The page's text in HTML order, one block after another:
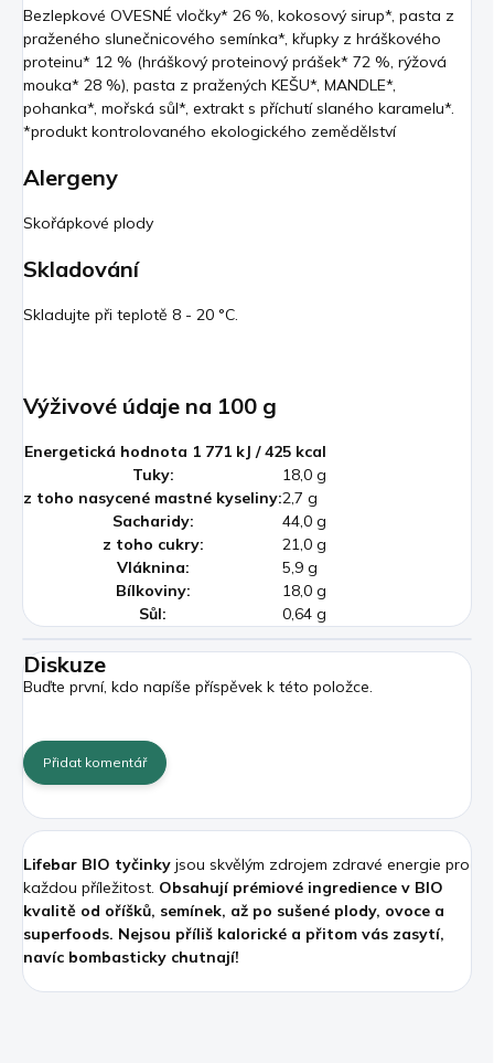
Bezlepkové OVESNÉ vločky* 26 %, kokosový sirup*, pasta z
praženého slunečnicového semínka*, křupky z hráškového
proteinu* 12 % (hráškový proteinový prášek* 72 %, rýžová
mouka* 28 %), pasta z pražených KEŠU*, MANDLE*,
pohanka*, mořská sůl*, extrakt s příchutí slaného karamelu*.
*produkt kontrolovaného ekologického zemědělství
Alergeny
Skořápkové plody
Skladování
Skladujte při teplotě 8 - 20 °C.
Výživové údaje na 100 g
Energetická hodnota 1 771 kJ / 425 kcal
Tuky:
18,0 g
z toho nasycené mastné kyseliny:2,7 g
Sacharidy:
44,0 g
z toho cukry:
21,0 g
Vláknina:
5,9 g
Bílkoviny:
18,0 g
Sůl:
0,64 g
Diskuze
Buďte první, kdo napíše příspěvek k této položce.
Přidat komentář
Lifebar BIO tyčinky jsou skvělým zdrojem zdravé energie pro
každou příležitost. Obsahují prémiové ingredience v BIO
kvalitě od oříšků, semínek, až po sušené plody, ovoce a
superfoods. Nejsou příliš kalorické a přitom vás zasytí,
navíc bombasticky chutnají!